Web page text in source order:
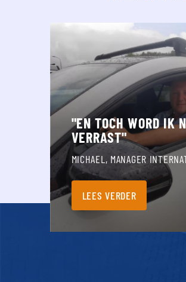
"EN TOCH WORD IK
VERRAST"
MICHAEL, MANAGER
LEES VERDER
En toch word ik nog steeds